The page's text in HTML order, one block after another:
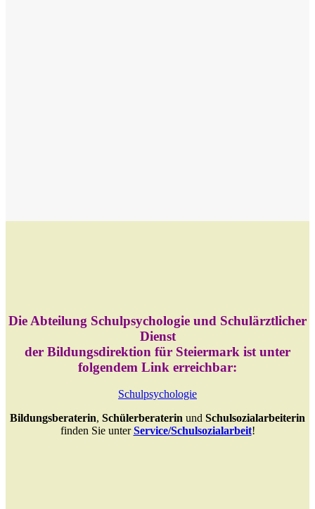
Die Abteilung Schulpsychologie und Schulärztlicher
Dienst
der Bildungsdirektion für Steiermark ist unter
folgendem Link erreichbar:
Schulpsychologie
Bildungsberaterin, Schülerberaterin und Schulsozialarbeiterin
finden Sie unterService/Schulsozialarbeit!